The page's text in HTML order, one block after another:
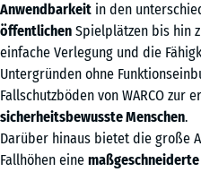
Anwendbarkeit in den
öffentlichen Spielplätzen bis hin
einfache Verlegung und die
Untergründen ohne
Fallschutzböden von WARCO zur
sicherheitsbewusste Menschen.
Darüber hinaus bietet die große
Fallhöhen eine maßgeschneiderte